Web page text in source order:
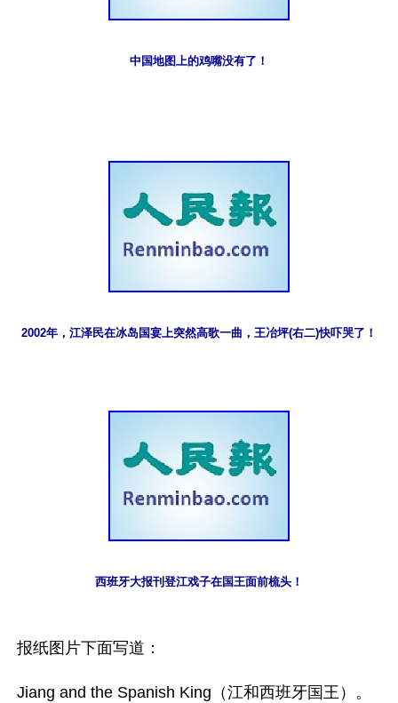
中国地图上的鸡嘴没有了！
2002年，江泽民在冰岛国宴上突然高歌一曲，王冶坪(右二)快吓哭了！
西班牙大报刊登江戏子在国王面前梳头！
报纸图片下面写道：
Jiang and the Spanish King（江和西班牙国王）。